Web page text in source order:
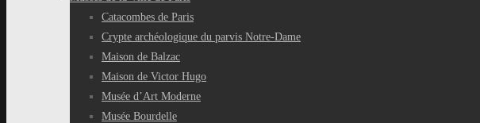
Catacombes de Paris
Crypte archéologique du parvis Notre-Dame
Maison de Balzac
Maison de Victor Hugo
Musée d’Art Moderne
Musée Bourdelle